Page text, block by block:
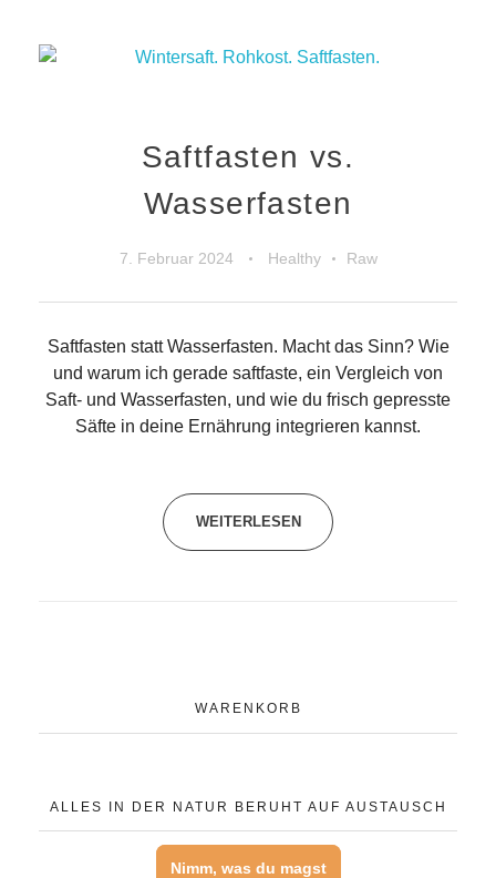
Saftfasten vs.
Wasserfasten
7. Februar 2024 Healthy Raw
Saftfasten statt Wasserfasten. Macht das Sinn? Wie
und warum ich gerade saftfaste, ein Vergleich von
Saft- und Wasserfasten, und wie du frisch gepresste
Säfte in deine Ernährung integrieren kannst.
WEITERLESEN
WARENKORB
ALLES IN DER NATUR BERUHT AUF AUSTAUSCH
Nimm, was du magst